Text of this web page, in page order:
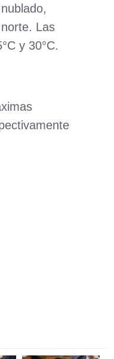
Las
y 30°C.